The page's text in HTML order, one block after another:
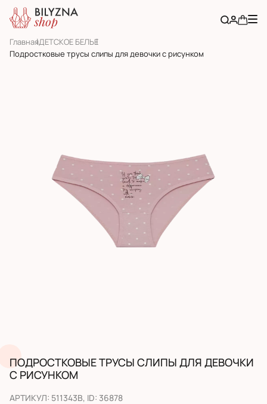
ГлавнаяДЕТСКОЕ БЕЛЬЕ
Подростковые трусы слипы для девочки с рисунком
ПОДРОСТКОВЫЕ ТРУСЫ СЛИПЫ ДЛЯ ДЕВОЧКИ
С РИСУНКОМ
АРТИКУЛ: 511343B, ID: 36878